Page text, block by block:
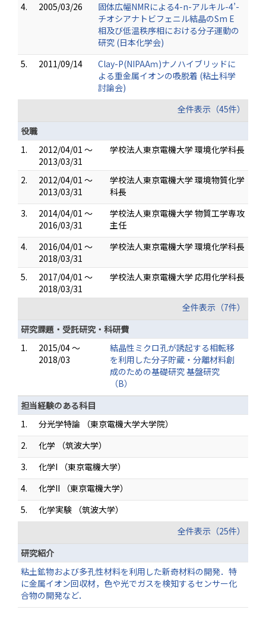
4.
2005/03/26
固体広幅NMRによる4-n-アルキル-4’-
チオシアナトビフェニル結晶のSm E
相及び低温秩序相における分子運動の
研究 (日本化学会)
5.
2011/09/14
Clay-P(NIPAAｍ)ナノハイブリッドに
よる重金属イオンの吸脱着 (粘土科学
討論会)
全件表示（45件）
役職
1.
2012/04/01 ～
2013/03/31
学校法人東京電機大学 環境化学科長
2.
2012/04/01 ～
2013/03/31
学校法人東京電機大学 環境物質化学
科長
3.
2014/04/01 ～
2016/03/31
学校法人東京電機大学 物質工学専攻
主任
4.
2016/04/01 ～
2018/03/31
学校法人東京電機大学 環境化学科長
5.
2017/04/01 ～
2018/03/31
学校法人東京電機大学 応用化学科長
全件表示（7件）
研究課題・受託研究・科研費
1.
2015/04 ～
2018/03
結晶性ミクロ孔が誘起する相転移
を利用した分子貯蔵・分離材料創
成のための基礎研究 基盤研究
（B）
担当経験のある科目
1.
分光学特論 （東京電機大学大学院）
2.
化学 （筑波大学）
3.
化学I （東京電機大学）
4.
化学II （東京電機大学）
5.
化学実験 （筑波大学）
全件表示（25件）
研究紹介
粘土鉱物および多孔性材料を利用した新奇材料の開発．特
に金属イオン回収材，色や光でガスを検知するセンサー化
合物の開発など．